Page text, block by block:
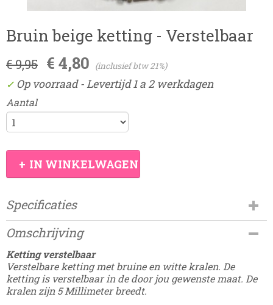
Bruin beige ketting - Verstelbaar
€ 9,95 € 4,80 (inclusief btw 21%)
✓ Op voorraad- Levertijd 1 a 2 werkdagen
Aantal
IN WINKELWAGEN
Specificaties
Productcode
CHRSTN-44
EAN code
8785275685849
Omschrijving
Ketting verstelbaar
Verstelbare ketting met bruine en witte kralen. De
ketting is verstelbaar in de door jou gewenste maat. De
kralen zijn 5 Millimeter breedt.